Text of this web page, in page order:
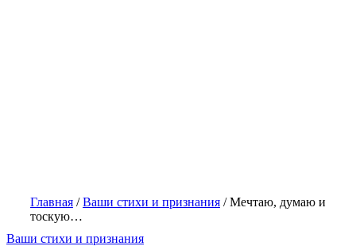
Главная /Ваши стихи и признания /Мечтаю, думаю и
тоскую…
Ваши стихи и признания